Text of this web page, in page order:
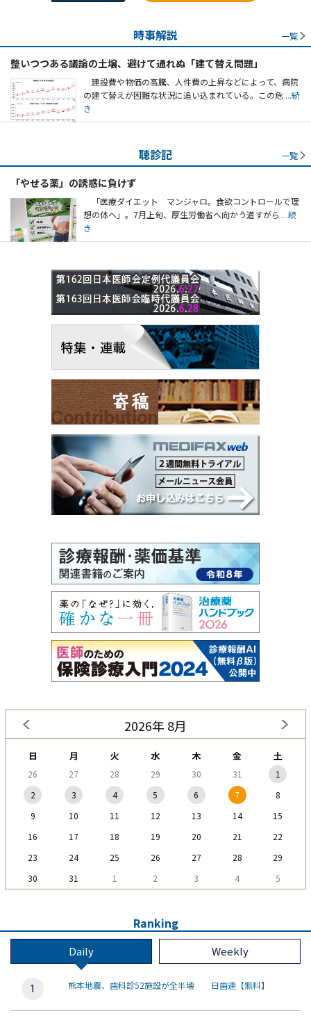
時事解説 一覧
整いつつある議論の土壌、避けて通れぬ「建て替え問題」
建設費や物価の高騰、人件費の上昇などによって、病院
の建て替えが困難な状況に追い込まれている。この危 ...続
き
聴診記 一覧
「やせる薬」の誘惑に負けず
「医療ダイエット マンジャロ。食欲コントロールで理
想の体へ」。7月上旬、厚生労働省へ向かう道すがら ...続
き
2026年 8月
日 月 火 水 木 金 土
26 27 28 29 30 31
1
2
3 4 5 6 7
8
9
10 11 12 13 14
15
16
17 18 19 20 21
22
23
24 25 26 27 28
29
30
31 1 2 3 4 5
Ranking
Daily Weekly
熊本地震、歯科診52施設が全半壊 日歯連【無料】